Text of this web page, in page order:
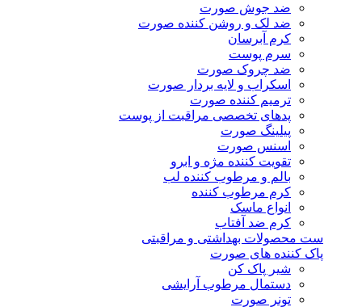
ضد جوش صورت
ضد لک و روشن کننده صورت
کرم آبرسان
سرم پوست
ضد چروک صورت
اسکراب و لایه بردار صورت
ترمیم کننده صورت
پدهای تخصصی مراقبت از پوست
پیلینگ صورت
اسنس صورت
تقویت کننده مژه و ابرو
بالم و مرطوب کننده لب
کرم مرطوب کننده
انواع ماسک
کرم ضد آفتاب
ست محصولات بهداشتی و مراقبتی
پاک کننده های صورت
شیر پاک کن
دستمال مرطوب آرایشی
تونر صورت